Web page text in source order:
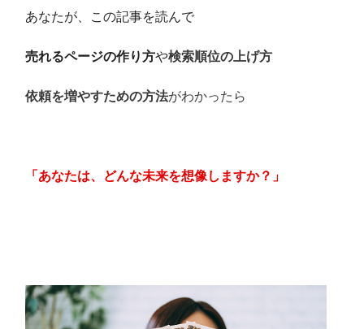
あなたが、この記事を読んで
売れるページの作り方や検索順位の上げ方
依頼を増やすための方法がわかったら
「あなたは、どんな未来を想像しますか？」